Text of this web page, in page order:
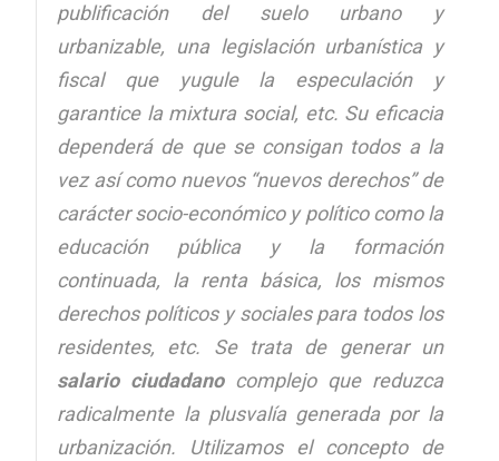
publificación del suelo urbano y
urbanizable, una legislación urbanística y
fiscal que yugule la especulación y
garantice la mixtura social, etc. Su eficacia
dependerá de que se consigan todos a la
vez así como nuevos “nuevos derechos” de
carácter socio-económico y político como la
educación pública y la formación
continuada, la renta básica, los mismos
derechos políticos y sociales para todos los
residentes, etc. Se trata de generar un
salario ciudadanocomplejo que reduzca
radicalmente la plusvalía generada por la
urbanización. Utilizamos el concepto de